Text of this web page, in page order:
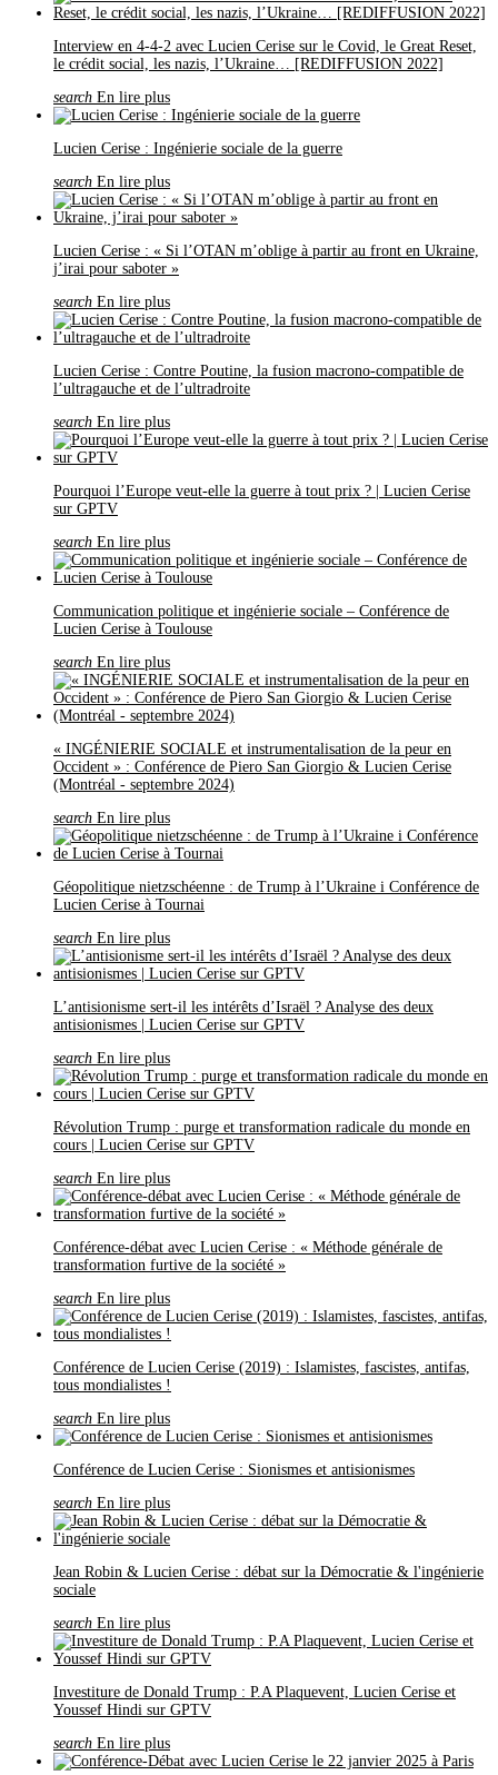
Interview en 4-4-2 avec Lucien Cerise sur le Covid, le Great Reset,
le crédit social, les nazis, l’Ukraine… [REDIFFUSION 2022]
search En lire plus
Lucien Cerise : Ingénierie sociale de la guerre
search En lire plus
Lucien Cerise : « Si l’OTAN m’oblige à partir au front en Ukraine,
j’irai pour saboter »
search En lire plus
Lucien Cerise : Contre Poutine, la fusion macrono-compatible de
l’ultragauche et de l’ultradroite
search En lire plus
Pourquoi l’Europe veut-elle la guerre à tout prix ? | Lucien Cerise
sur GPTV
search En lire plus
Communication politique et ingénierie sociale – Conférence de
Lucien Cerise à Toulouse
search En lire plus
« INGÉNIERIE SOCIALE et instrumentalisation de la peur en
Occident » : Conférence de Piero San Giorgio & Lucien Cerise
(Montréal - septembre 2024)
search En lire plus
Géopolitique nietzschéenne : de Trump à l’Ukraine i Conférence de
Lucien Cerise à Tournai
search En lire plus
L’antisionisme sert-il les intérêts d’Israël ? Analyse des deux
antisionismes | Lucien Cerise sur GPTV
search En lire plus
Révolution Trump : purge et transformation radicale du monde en
cours | Lucien Cerise sur GPTV
search En lire plus
Conférence-débat avec Lucien Cerise : « Méthode générale de
transformation furtive de la société »
search En lire plus
Conférence de Lucien Cerise (2019) : Islamistes, fascistes, antifas,
tous mondialistes !
search En lire plus
Conférence de Lucien Cerise : Sionismes et antisionismes
search En lire plus
Jean Robin & Lucien Cerise : débat sur la Démocratie & l'ingénierie
sociale
search En lire plus
Investiture de Donald Trump : P.A Plaquevent, Lucien Cerise et
Youssef Hindi sur GPTV
search En lire plus